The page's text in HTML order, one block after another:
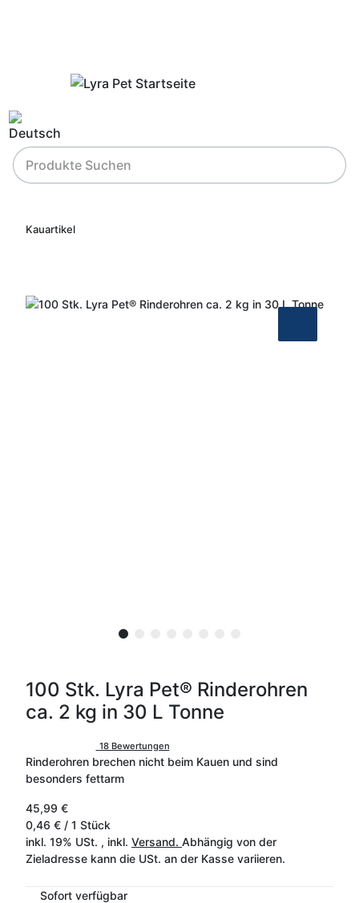
Kauartikel
100 Stk. Lyra Pet® Rinderohren
ca. 2 kg in 30 L Tonne
18 Bewertungen
Rinderohren brechen nicht beim Kauen und sind
besonders fettarm
45,99 €
0,46 € / 1 Stück
inkl. 19% USt. , inkl. Versand. Abhängig von der
Zieladresse kann die USt. an der Kasse variieren.
Sofort verfügbar